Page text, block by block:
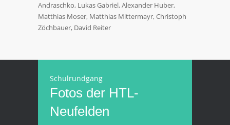
Andraschko, Lukas Gabriel, Alexander Huber,
Matthias Moser, Matthias Mittermayr, Christoph
Zöchbauer, David Reiter
Schulrundgang
Fotos der HTL-
Neufelden